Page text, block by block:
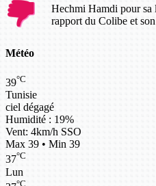
Hechmi Hamdi pour sa
rapport du Colibe et
Météo
39°C
Tunisie
ciel dégagé
Humidité : 19%
Vent: 4km/h SSO
Max 39 • Min 39
37°C
Lun
°C